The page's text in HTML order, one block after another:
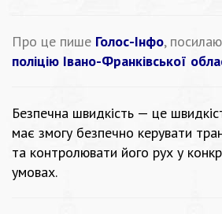
Про це пише Голос-Інфо,
поліцію Івано-Франківської
Безпечна швидкість — це
має змогу безпечно керувати
та контролювати його рух у
умовах.